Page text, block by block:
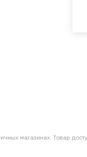
магазинах. Товар